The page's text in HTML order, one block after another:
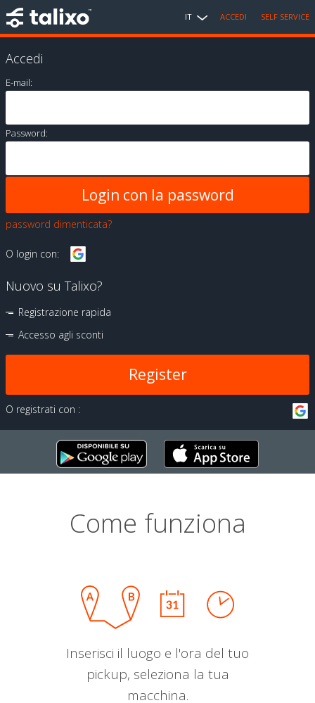
IT ACCEDI SELF SERVICE
Accedi
E-mail:
Password:
password dimenticata?
O login con:
Nuovo su Talixo?
Registrazione rapida
Accesso agli sconti
Register
O registrati con :
Come funziona
Inserisci il luogo e l'ora del tuo
pickup, seleziona la tua
macchina.